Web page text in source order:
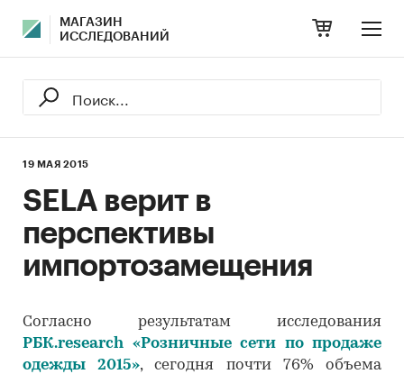
МАГАЗИН
ИССЛЕДОВАНИЙ
19 МАЯ 2015
SELA верит в
перспективы
импортозамещения
Согласно результатам исследования
РБК.research «Розничные сети по продаже
одежды 2015», сегодня почти 76% объема